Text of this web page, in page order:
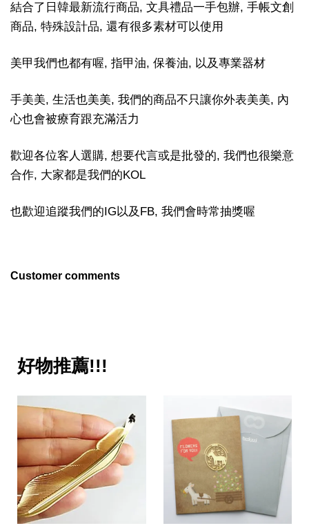
結合了日韓最新流行商品, 文具禮品一手包辦, 手帳文創
商品, 特殊設計品, 還有很多素材可以使用
美甲我們也都有喔, 指甲油, 保養油, 以及專業器材
手美美, 生活也美美, 我們的商品不只讓你外表美美, 內
心也會被療育跟充滿活力
歡迎各位客人選購, 想要代言或是批發的, 我們也很樂意
合作, 大家都是我們的KOL
也歡迎追蹤我們的IG以及FB, 我們會時常抽獎喔
Customer comments
好物推薦!!!